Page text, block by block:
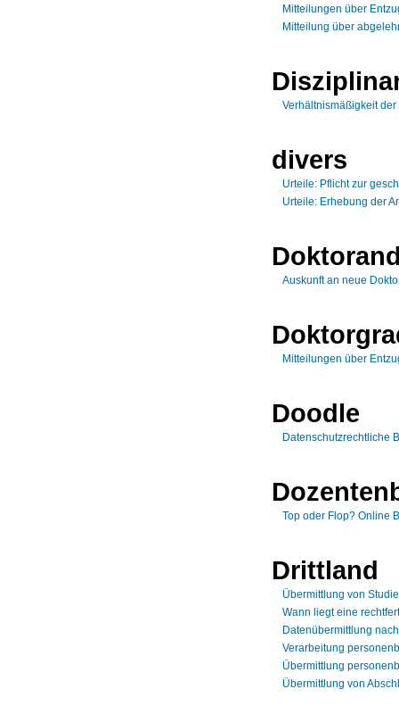
Mitteilungen über
Mitteilung über
Verhältnismäßigkeit
divers
Urteile: Pflicht zur
Urteile: Erhebung der
Auskunft an neue
Mitteilungen über
Doodle
Datenschutzrechtliche
Top oder Flop? Online
Drittland
Übermittlung von
Wann liegt eine
Datenübermittlung
Verarbeitung
Übermittlung
Übermittlung von